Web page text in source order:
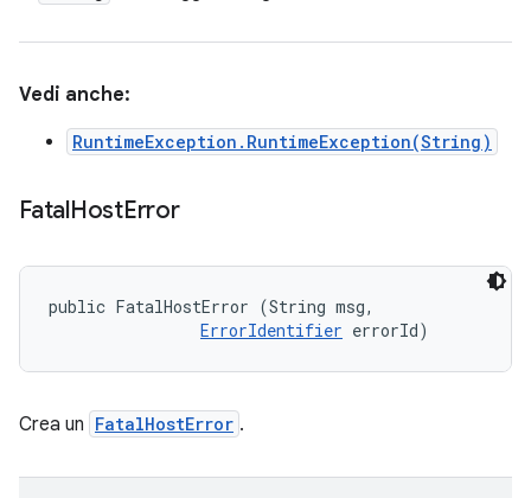
Vedi anche:
RuntimeException.RuntimeException(String)
FatalHostError
public FatalHostError (String msg,
ErrorIdentifier errorId)
Crea un FatalHostError .